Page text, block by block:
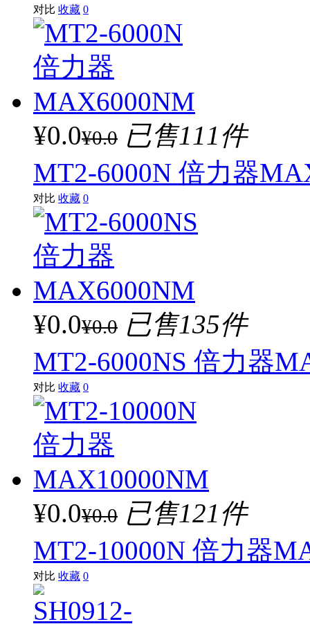
对比 收藏 0
¥0.0¥0.0 已售111件
MT2-6000N 倍力器
对比 收藏 0
¥0.0¥0.0 已售135件
MT2-6000NS 倍力器
对比 收藏 0
¥0.0¥0.0 已售121件
MT2-10000N 倍力器
对比 收藏 0